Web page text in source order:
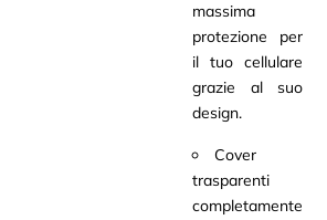
massima
protezione per
il tuo cellulare
grazie al suo
design.
Cover
trasparenti
completamente